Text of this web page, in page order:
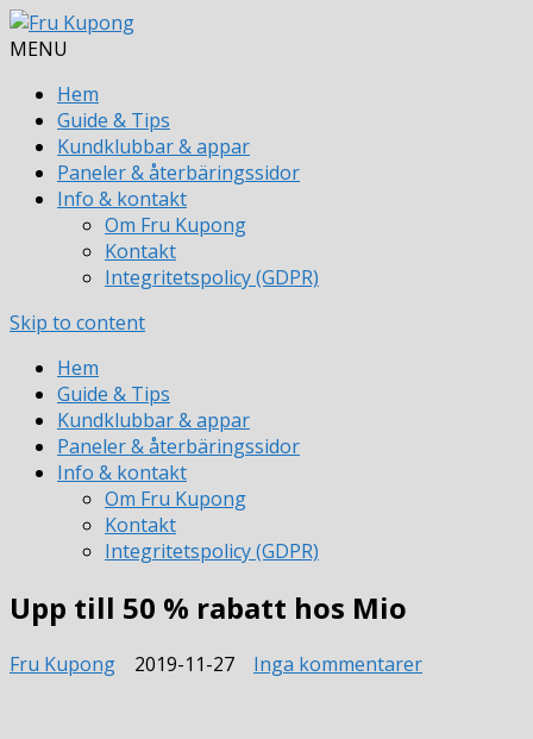
MENU
Hem
Guide & Tips
Kundklubbar & appar
Paneler & återbäringssidor
Info & kontakt
Om Fru Kupong
Kontakt
Integritetspolicy (GDPR)
Skip to content
Hem
Guide & Tips
Kundklubbar & appar
Paneler & återbäringssidor
Info & kontakt
Om Fru Kupong
Kontakt
Integritetspolicy (GDPR)
Upp till 50 % rabatt hos Mio
Fru Kupong 2019-11-27 Inga kommentarertill